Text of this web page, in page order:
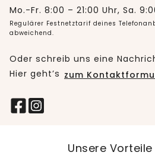
Mo.-Fr. 8:00 – 21:00 Uhr, Sa.
Regulärer Festnetztarif deines
abweichend.
Oder schreib uns eine
Hier geht’s zum
Unsere